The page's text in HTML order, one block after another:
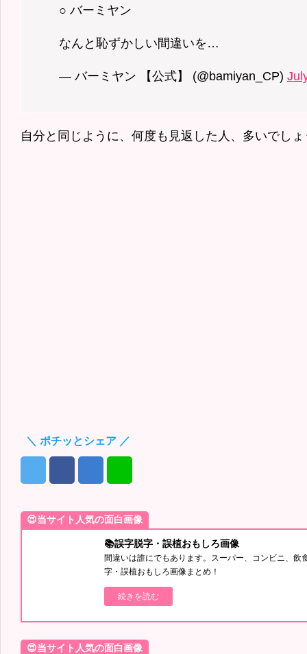
○ バーミヤン
なんと恥ずかしい間違いを…
— バーミヤン 【公式】 (@bamiyan_CP)
自分と同じように、何度も見返した人、多いでし
＼ ポチッとシェア ／
😍当サイト人気の面白画像
📚誤字脱字・誤植おもしろ画像
間違いは誰にでもあります。スーパー、コンビニ、
字・誤植おもしろ画像まとめ！
続きを読む
😍当サイト人気の面白画像